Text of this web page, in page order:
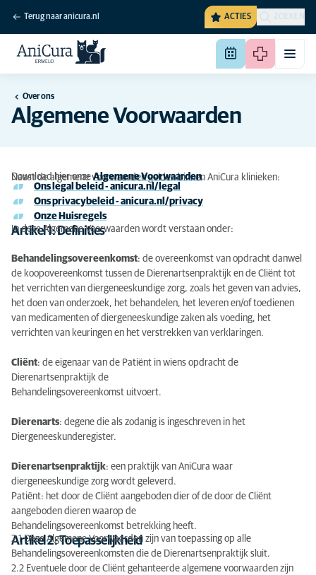
Terug naar anicura.nl ACTIES ZOEKEN
Over ons
Algemene Voorwaarden
Download hier onzeAlgemene Voorwaarden.
Naast de algemene voorwaarden gelden binnen AniCura klinieken:
Ons legal beleid - anicura.nl/legal
Ons privacybeleid - anicura.nl/privacy
Onze Huisregels
Artikel 1: Definities
In deze Algemene Voorwaarden wordt verstaan onder:
Behandelingsovereenkomst: de overeenkomst van opdracht danwel
de koopovereenkomst tussen de Dierenartsenpraktijk en de Cliënt tot
het verrichten van diergeneeskundige zorg, zoals het geven van advies,
het doen van onderzoek, het behandelen, het leveren en/of toedienen
van medicamenten of diergeneeskundige zaken als voeding, het
verrichten van keuringen en het verstrekken van verklaringen.
Cliënt: de eigenaar van de Patiënt in wiens opdracht de
Dierenartsenpraktijk de
Behandelingsovereenkomst uitvoert.
Dierenarts: degene die als zodanig is ingeschreven in het
Diergeneeskunderegister.
Dierenartsenpraktijk: een praktijk van AniCura waar
diergeneeskundige zorg wordt geleverd.
Patiënt: het door de Cliënt aangeboden dier of de door de Cliënt
aangeboden dieren waarop de
Behandelingsovereenkomst betrekking heeft.
Artikel 2: Toepasselijkheid
2.1 Deze Algemene Voorwaarden zijn van toepassing op alle
Behandelingsovereenkomsten die de Dierenartsenpraktijk sluit.
2.2 Eventuele door de Cliënt gehanteerde algemene voorwaarden zijn